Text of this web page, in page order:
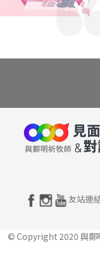
友站連
© Copyright 2020 與鄭